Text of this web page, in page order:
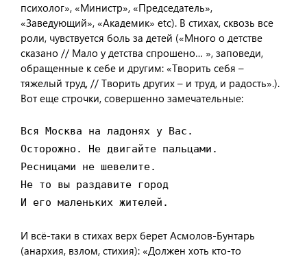
психолог», «Министр», «Председатель»,
«Заведующий», «Академик» etc). В стихах, сквозь все
роли, чувствуется боль за детей («Много о детстве
сказано // Мало у детства спрошено… », заповеди,
обращенные к себе и другим: «Творить себя –
тяжелый труд, // Творить других – и труд, и радость».).
Вот еще строчки, совершенно замечательные:
Вся Москва на ладонях у Вас.
Осторожно. Не двигайте пальцами.
Ресницами не шевелите.
Не то вы раздавите город
И его маленьких жителей.
И всё-таки в стихах верх берет Асмолов-Бунтарь
(анархия, взлом, стихия): «Должен хоть кто-то